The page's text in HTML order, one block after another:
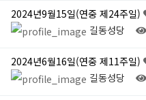
2024년9월15일(연중 제24주일)
길동성당
2024년6월16일(연중 제11주일)
길동성당